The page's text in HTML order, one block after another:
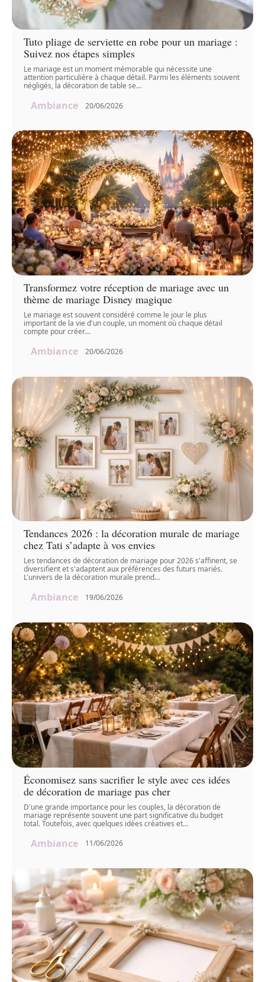
Tuto pliage de serviette en robe pour un mariage :
Suivez nos étapes simples
Le mariage est un moment mémorable qui nécessite une
attention particulière à chaque détail. Parmi les éléments souvent
négligés, la décoration de table se…
Ambiance 20/06/2026
Transformez votre réception de mariage avec un
thème de mariage Disney magique
Le mariage est souvent considéré comme le jour le plus
important de la vie d'un couple, un moment où chaque détail
compte pour créer…
Ambiance 20/06/2026
Tendances 2026 : la décoration murale de mariage
chez Tati s’adapte à vos envies
Les tendances de décoration de mariage pour 2026 s'affinent, se
diversifient et s'adaptent aux préférences des futurs mariés.
L'univers de la décoration murale prend…
Ambiance 19/06/2026
Économisez sans sacrifier le style avec ces idées
de décoration de mariage pas cher
D'une grande importance pour les couples, la décoration de
mariage représente souvent une part significative du budget
total. Toutefois, avec quelques idées créatives et…
Ambiance 11/06/2026